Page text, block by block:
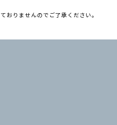
おりませんのでご了承ください。